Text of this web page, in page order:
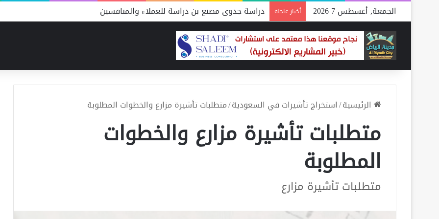
الجمعة, أغسطس 7 2026 أخبار عاجلة دراسة جدوى مصنع بن دراسة للعملاء والمنافسين
الرئيسية/استخراج تأشيرات في السعودية/متطلبات تأشيرة مزارع والخطوات المطلوبة
متطلبات تأشيرة مزارع والخطوات
المطلوبة
متطلبات تأشيرة مزارع